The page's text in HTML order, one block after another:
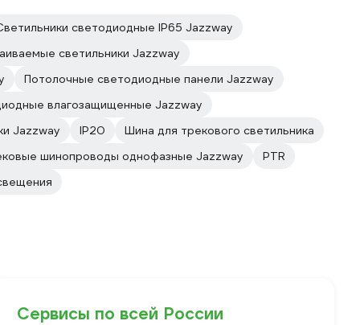
светодиодные IP65 Jazzway
светильники Jazzway
Потолочные светодиодные панели Jazzway
влагозащищенные Jazzway
Jazzway IP20
Шина для трекового светильника
шинопроводы однофазные Jazzway
PTR
Сервисы по всей России